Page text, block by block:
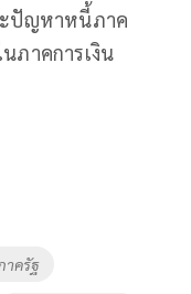
ะปัญหาหนี้ภาค
ภาคการเงิน
าครัฐ